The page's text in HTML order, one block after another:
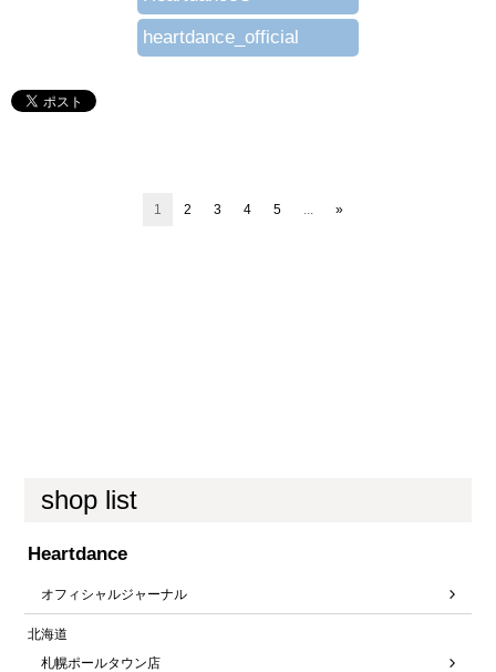
heartdance_official
1 2 3 4 5 »
shop list
Heartdance
オフィシャルジャーナル
北海道
札幌ポールタウン店